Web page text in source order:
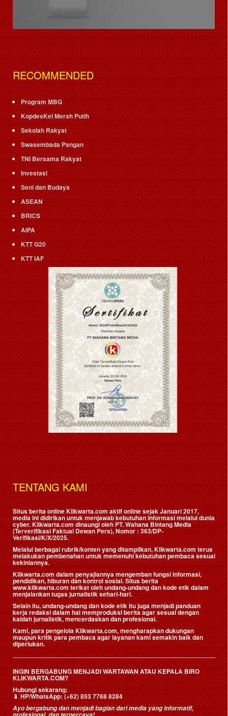
RECOMMENDED
Program MBG
KopdesKel Merah Putih
Sekolah Rakyat
Swasembada Pangan
TNI Bersama Rakyat
Investasi
Seni dan Budaya
ASEAN
BRICS
AIPA
KTT G20
KTT IAF
TENTANG KAMI
Situs berita online Klikwarta.com aktif online sejak Januari 2017,
media ini didirikan untuk menjawab kebutuhan informasi melalui dunia
cyber. Klikwarta.com dinaungi oleh PT. Wahana Bintang Media
(Terverifikasi Faktual Dewan Pers), Nomor : 363/DP-
Verifikasi/K/X/2025.
Melalui berbagai rubrik/konten yang ditampilkan, Klikwarta.com terus
melakukan pembenahan untuk memenuhi kebutuhan pembaca sesuai
kekiniannya.
Klikwarta.com dalam penyajiannya mengemban fungsi informasi,
pendidikan, hiburan dan kontrol sosial. Situs berita
www.klikwarta.com terikat oleh undang-undang dan kode etik dalam
menjalankan tugas jurnalistik sehari-hari.
Selain itu, undang-undang dan kode etik itu juga menjadi panduan
kerja redaksi dalam hal memproduksi berita agar sesuai dengan
kaidah jurnalistik, mencerdaskan dan profesional.
Kami, para pengelola Klikwarta.com, mengharapkan dukungan
maupun kritik para pembaca agar layanan kami semakin baik dan
diperlukan.
INGIN BERGABUNG MENJADI WARTAWAN ATAU KEPALA BIRO
KLIKWARTA.COM?
Hubungi sekarang:
📱HP/WhatsApp:(+62) 853 7768 8284
Ayo bergabung dan menjadi bagian dari media yang informatif,